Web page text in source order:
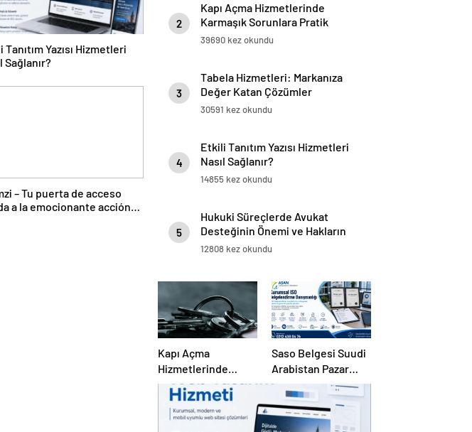
Tanıtım Yazısı Hizmetleri
Sağlanır?
– Tu puerta de acceso
a la emocionante acción
2
Kapı Açma Hizmetlerinde
Karmaşık Sorunlara Pratik
Çözümler
39690 kez okundu
3
Tabela Hizmetleri: Markanıza
Değer Katan Çözümler
30591 kez okundu
4
Etkili Tanıtım Yazısı Hizmetleri
Nasıl Sağlanır?
14855 kez okundu
5
Hukuki Süreçlerde Avukat
Desteğinin Önemi ve Hakların
Korunması
12808 kez okundu
Kapı Açma
Hizmetlerinde
Karmaşık Sorunlara
Pratik Çözümler
Saso Belgesi Suudi
Arabistan Pazar
Erişimini Sağlar